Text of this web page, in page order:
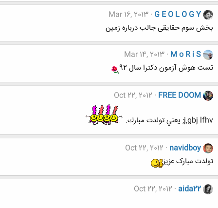
G E O L O G Y
Mar 16, 2013
بخش سوم حقایقی جالب درباره زمین
M o R i S
Mar 14, 2013
تست هوش آزمون دکترا سال 92
FREE DOOM
Oct 22, 2012
j,gbj lfhv; يعني تولدت مبارك.
navidboy
Oct 22, 2012
تولدت مبارک عزیز
aida22
Oct 22, 2012